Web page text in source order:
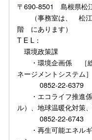
〒690-8501 島根県松
（事務室は、 松江
階 にあります）
T E L：
環境政策課
・環境企画係 ［総
ネージメントシステム］
0852-22-6379
・エコライフ推進
ル）、地球温暖化対策
0852-22-6743
・再生可能エネル